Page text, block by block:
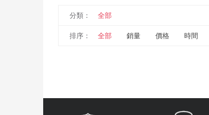
分類： 全部
排序： 全部 銷量 價格 時間